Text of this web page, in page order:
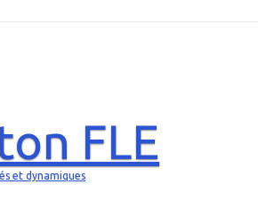
FLE
et dynamiques